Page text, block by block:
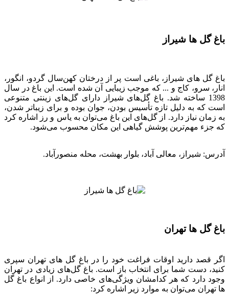
باغ گل ها شیراز
باغ گل های شیراز، باغی است پر از درختان کهن‌سال گردو، انگور،
انار، سرو، کاج و ... که موجب زیبایی آن شده است. این باغ در سال
1398 ساخته شد. باغ گل‌های شیراز دارای گل‌های زینتی متنوعی
است که به دلیل تازه تأسیس بودن، جوان بوده و برای زیباتر شدن،
به زمان نیاز دارد. از گل‌های این باغ می‌توان به یاس و رز اشاره کرد
که جزء مهم‌ترین پوشش گیاهی این مکان محسوب می‌شود.
آدرس: شیراز، معالی آباد، بلوار بهشت، محله منصورآباد.
باغ گل ها تهران
اگر قصد دارید اوقات فراغت خود را در باغ گل های تهران سپری
کنید، دست شما برای انتخاب باز است. باغ گل‌های زیادی در تهران
وجود دارد که هر کدامشان ویژگی‌های خاصی دارد. از انواع باغ گل
ها تهران می‌توان به موارد زیر اشاره کرد: